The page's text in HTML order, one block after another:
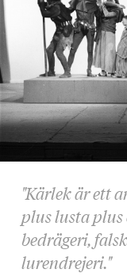
"Kärlek är ett
plus lusta plus
bedrägeri,
lurendrejeri."